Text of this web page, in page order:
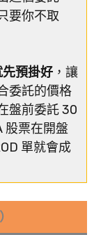
要你不取
預掛好 ，讓
委託的價格
盤前委託 30
股票在開盤
單就會成